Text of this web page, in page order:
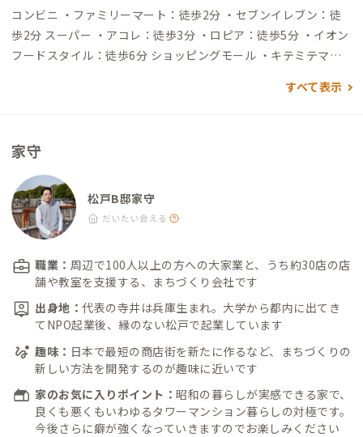
分）→松戸IC→（一般道10分）→到着
コンビニ ・ファミリーマート：徒歩2分 ・セブンイレブン：徒
歩2分 スーパー ・アコレ：徒歩3分 ・ロピア：徒歩5分 ・イオン
フードスタイル：徒歩6分 ショッピングモール ・キテミテマツ
ストラリアスタイル古民家ブランチカフェ） ・MAHAMERU CO
の狭小ベーグル店） ・Beer OWLE松戸店：徒歩2分（海外クラ
フトビールの専門酒店／角打ち） ・クシクモ：徒歩3分（バー形
態のジビエ串焼き店） ・おりはら：徒歩3分（地元人気リストラ
ンテオーナーによるガストロノミー） ・松戸たかしま：徒歩3分
（名店出身の料理人による京懐石） ・魔乃巣：徒歩4分（松戸地
元で愛される玄人好みのカレーつけ麺店） ・麺処 三虎：徒歩6
分（イタリアンのオーナーが昼間だけ営業する松戸のラーメン
新鋭店） ・とみ田：徒歩10分（映画化までされている、つけ麺
ランキング全国NO.1店舗） ・兎に角：徒歩10分（つけ麺と油そ
ASE：徒歩5分（シェアリビング・ワークスペース） ・ふれあい
松戸川：徒歩8分（河川敷公園） ・戸定邸：徒歩15分（観光名
所）
すべて表示
家守
松戸B邸家守
だいたい会える
職業： 周辺で100人以上の方への大家業と、うち約30店の店
舗や教室を支援する、まちづくり会社です
出身地： 代表の寺井は兵庫生まれ。大学から都内に出てき
てNPO起業後、縁のない松戸で起業しています
趣味： 日本で最短の商店街を新たに作るなど、まちづくりの
新しい方法を開発するのが趣味に近いです
家のお気に入りポイント： 昭和の暮らしが実感できる家で、
良くも悪くもいわゆるタワーマンション暮らしの対極です。
今後さらに癖が強くなっていきますのでお楽しみください